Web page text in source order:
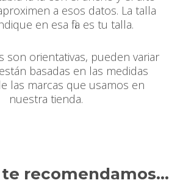
a esos datos. La talla
en esa fila es tu talla.
son orientativas, pueden variar
basadas en las medidas
las marcas que usamos en
nuestra tienda.
recomendamos…